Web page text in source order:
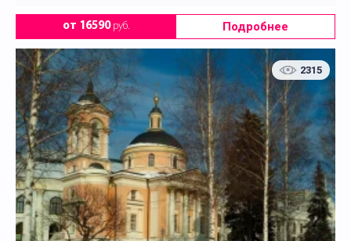
от 16590руб. Подробнее
2315